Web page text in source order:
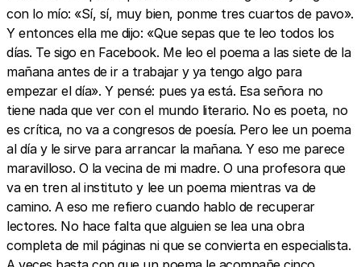
con lo mío: «Sí, sí, muy bien, ponme tres cuartos de pavo».
Y entonces ella me dijo: «Que sepas que te leo todos los
días. Te sigo en Facebook. Me leo el poema a las siete de la
mañana antes de ir a trabajar y ya tengo algo para
empezar el día». Y pensé: pues ya está. Esa señora no
tiene nada que ver con el mundo literario. No es poeta, no
es crítica, no va a congresos de poesía. Pero lee un poema
al día y le sirve para arrancar la mañana. Y eso me parece
maravilloso. O la vecina de mi madre. O una profesora que
va en tren al instituto y lee un poema mientras va de
camino. A eso me refiero cuando hablo de recuperar
lectores. No hace falta que alguien se lea una obra
completa de mil páginas ni que se convierta en especialista.